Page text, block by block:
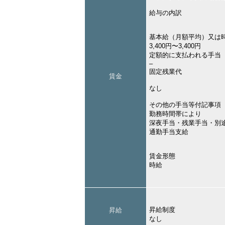
賃金
給与の内訳
基本給（月額平均）又は
3,400円〜3,400円
定額的に支払われる手当
–
固定残業代
なし
その他の手当等付記事項
勤務時間帯により
深夜手当・残業手当・別
通勤手当支給
賃金形態
時給
昇給
昇給制度
なし